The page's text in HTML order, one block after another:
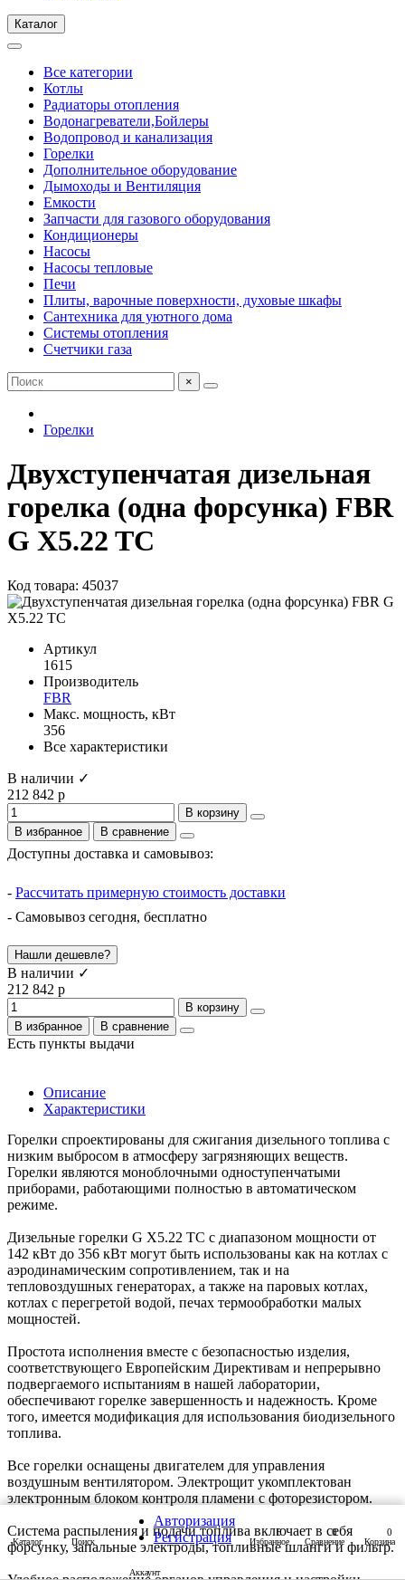
Каталог
Все категории
Котлы
Радиаторы отопления
Водонагреватели,Бойлеры
Водопровод и канализация
Горелки
Дополнительное оборудование
Дымоходы и Вентиляция
Емкости
Запчасти для газового оборудования
Кондиционеры
Насосы
Насосы тепловые
Печи
Плиты, варочные поверхности, духовые шкафы
Сантехника для уютного дома
Системы отопления
Счетчики газа
×
Горелки
Двухступенчатая дизельная
горелка (одна форсунка) FBR
G X5.22 TC
Код товара: 45037
Артикул
1615
Производитель
FBR
Макс. мощность, кВт
356
Все характеристики
В наличии ✓
212 842 р
В корзину
В избранное
В сравнение
Доступны доставка и самовывоз:
- Рассчитать примерную стоимость доставки
- Самовывоз сегодня, бесплатно
Нашли дешевле?
В наличии ✓
212 842 р
В корзину
В избранное
В сравнение
Есть пункты выдачи
Описание
Характеристики
Горелки спроектированы для сжигания дизельного топлива с
низким выбросом в атмосферу загрязняющих веществ.
Горелки являются моноблочными одноступенчатыми
приборами, работающими полностью в автоматическом
режиме.
Дизельные горелки G X5.22 TC с диапазоном мощности от
142 кВт до 356 кВт могут быть использованы как на котлах с
аэродинамическим сопротивлением, так и на
тепловоздушных генераторах, а также на паровых котлах,
котлах с перегретой водой, печах термообработки малых
мощностей.
Простота исполнения вместе с безопасностью изделия,
соответствующего Европейским Директивам и непрерывно
подвергаемого испытаниям в нашей лаборатории,
обеспечивают горелке завершенность и надежность. Кроме
того, имеется модификация для использования биодизельного
топлива.
Все горелки оснащены двигателем для управления
воздушным вентилятором. Электрощит укомплектован
электронным блоком контроля пламени с фоторезистором.
Система распыления и подачи топлива включает в себя
форсунку, запальные электроды, топливные шланги и фильтр.
Каталог Поиск
Авторизация
Регистрация
Аккаунт
0
Избранное
0
Сравнение
0
Корзина